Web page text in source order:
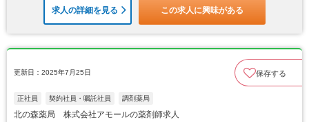
求人の詳細を見る この求人に興味がある
更新日：2025年7月25日 保存する
正社員 契約社員・嘱託社員 調剤薬局
北の森薬局 株式会社アモールの薬剤師求人